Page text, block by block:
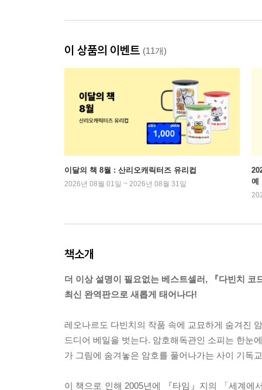
이 상품의 이벤트 (11개)
이달의 책 8월 : 산리오캐릭터즈 유리컵
2026년 08월 01일 ~ 2026년 08월 31일
예
책소개
더 이상 설명이 필요없는 베스트셀러, 『다빈치 코
최신 완역판으로 새롭게 태어나다!
레오나르도 다빈치의 작품 속에 교묘하게 숨겨진
드디어 베일을 벗는다. 암호해독관인 소피는 한눈
가 그림에 숨겨놓은 암호를 풀어나가는 사이 기
이 책으로 인해 2005년에 『타임』지의 「세계에